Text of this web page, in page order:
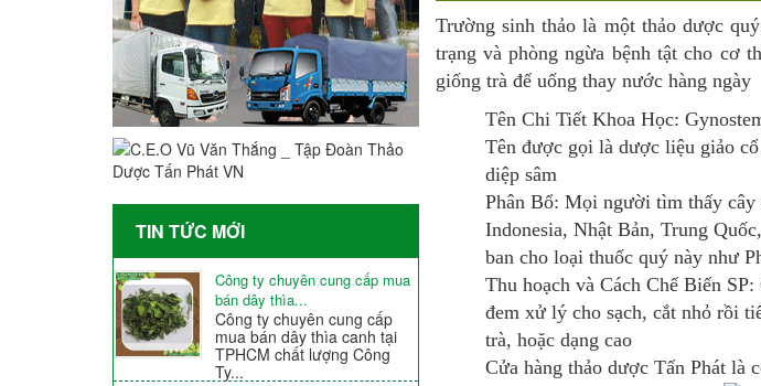
TIN TỨC MỚI
Công ty chuyên cung cấp mua
bán dây thìa...
Công ty chuyên cung cấp
mua bán dây thìa canh tại
TPHCM chất lượng Công
Ty...
Trường sinh thảo là một thảo dược
trạng và phòng ngừa bệnh tật cho cơ
giống trà để uống thay nước hàng ngày
Tên Chi Tiết Khoa Học:
Tên được gọi là dược liệu giảo
diệp sâm
Phân Bổ: Mọi người tìm thấy
Indonesia, Nhật Bản, Trung
ban cho loại thuốc quý này như
Thu hoạch và Cách Chế Biến
đem xử lý cho sạch, cắt nhỏ rồi
trà, hoặc dạng cao
Cửa hàng thảo dược Tấn Phát là